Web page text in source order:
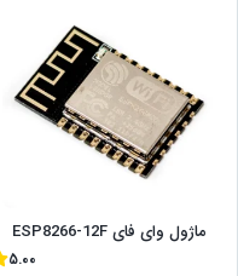
ماژول وای فای ESP8266-12F
5.00